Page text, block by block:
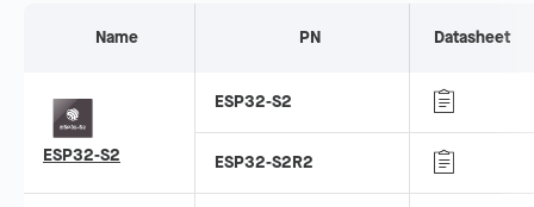
Name PN Datasheet
ESP32-S2
ESP32-S2
ESP32-S2R2